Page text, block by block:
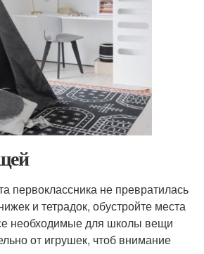
первоклассника не превратилась
и тетрадок, обустройте места
необходимые для школы вещи
от игрушек, чтоб внимание